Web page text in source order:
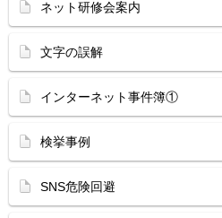
ネット研修会案内
文字の誤解
インターネット事件簿①
検挙事例
SNS危険回避